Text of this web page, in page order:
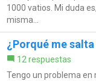
1000 vatios. Mi duda
misma...
¿Porqué me
12 respuestas
Tengo un problema en